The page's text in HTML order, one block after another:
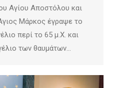
Αγίου Αποστόλου και
Μάρκος έγραψε το
περί το 65 μ.Χ. και
των θαυμάτων…